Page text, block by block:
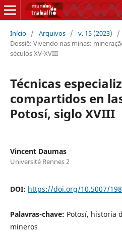
Início / Arquivos / v. 15 (2023)
/
Dossiê: Vivendo nas minas:
séculos XV-XVIII
Técnicas
compartidos en
Potosí, siglo XVIII
Vincent Daumas
Université Rennes 2
DOI: https://doi.org/10.5007/
Palavras-chave: Potosí, historia
mineros